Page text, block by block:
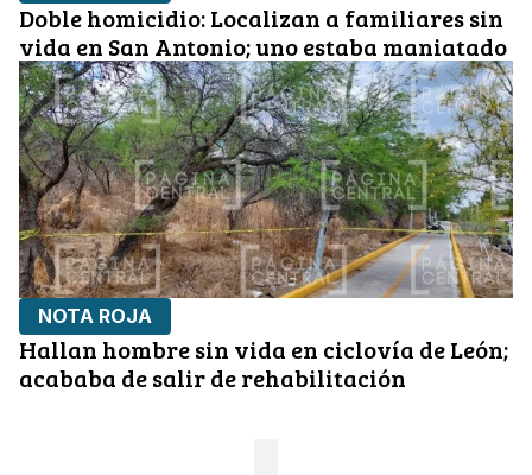
Doble homicidio: Localizan a familiares sin
vida en San Antonio; uno estaba maniatado
NOTA ROJA
Hallan hombre sin vida en ciclovía de León;
acababa de salir de rehabilitación